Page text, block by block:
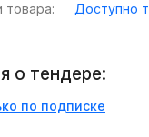
товара:
Доступно
о тендере:
по подписке